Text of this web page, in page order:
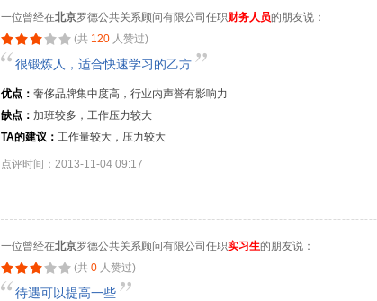
一位曾经在北京罗德公共关系顾问有限公司任职财务人员的朋友说：
(共 120 人赞过)
很锻炼人，适合快速学习的乙方
优点： 奢侈品牌集中度高，行业内声誉有影响力
缺点： 加班较多，工作压力较大
TA的建议： 工作量较大，压力较大
点评时间：2013-11-04 09:17
一位曾经在北京罗德公共关系顾问有限公司任职实习生的朋友说：
(共 0 人赞过)
待遇可以提高一些